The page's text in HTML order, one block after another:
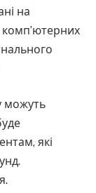
на
комп’ютерних
можуть
які